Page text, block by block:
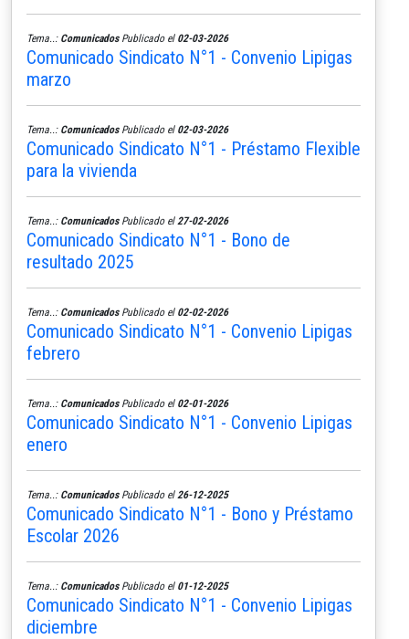
Tema..: ComunicadosPublicado el 02-03-2026
Comunicado Sindicato N°1 - Convenio Lipigas
marzo
Tema..: ComunicadosPublicado el 02-03-2026
Comunicado Sindicato N°1 - Préstamo Flexible
para la vivienda
Tema..: ComunicadosPublicado el 27-02-2026
Comunicado Sindicato N°1 - Bono de
resultado 2025
Tema..: ComunicadosPublicado el 02-02-2026
Comunicado Sindicato N°1 - Convenio Lipigas
febrero
Tema..: ComunicadosPublicado el 02-01-2026
Comunicado Sindicato N°1 - Convenio Lipigas
enero
Tema..: ComunicadosPublicado el 26-12-2025
Comunicado Sindicato N°1 - Bono y Préstamo
Escolar 2026
Tema..: ComunicadosPublicado el 01-12-2025
Comunicado Sindicato N°1 - Convenio Lipigas
diciembre